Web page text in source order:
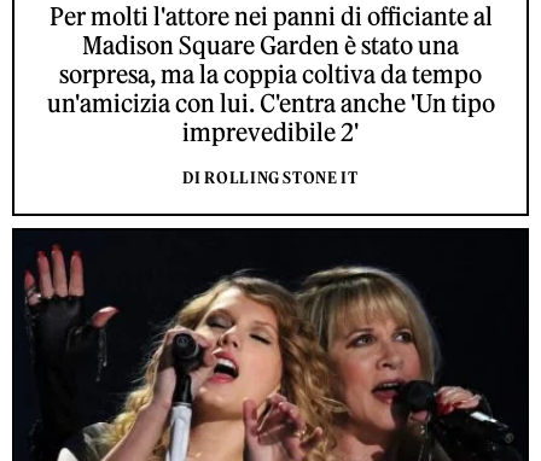
Per molti l'attore nei panni di officiante al
Madison Square Garden è stato una
sorpresa, ma la coppia coltiva da tempo
un'amicizia con lui. C'entra anche 'Un tipo
imprevedibile 2'
DI ROLLING STONE IT